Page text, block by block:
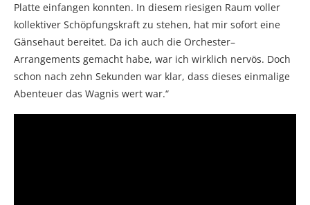
Platte einfangen konnten. In diesem riesigen Raum voller
kollektiver Schöpfungskraft zu stehen, hat mir sofort eine
Gänsehaut bereitet. Da ich auch die Orchester–
Arrangements gemacht habe, war ich wirklich nervös. Doch
schon nach zehn Sekunden war klar, dass dieses einmalige
Abenteuer das Wagnis wert war.“